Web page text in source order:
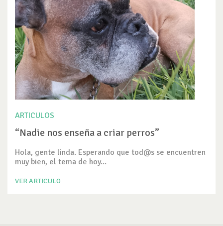
ARTICULOS
“Nadie nos enseña a criar perros”
Hola, gente linda. Esperando que tod@s se encuentren
muy bien, el tema de hoy...
VER ARTICULO